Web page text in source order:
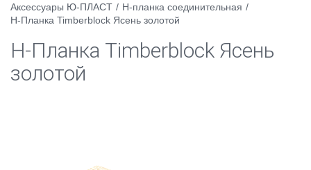
Аксессуары Ю-ПЛАСТ / Н-планка соединительная /
H-Планка Timberblock Ясень золотой
H-Планка Timberblock Ясень
золотой